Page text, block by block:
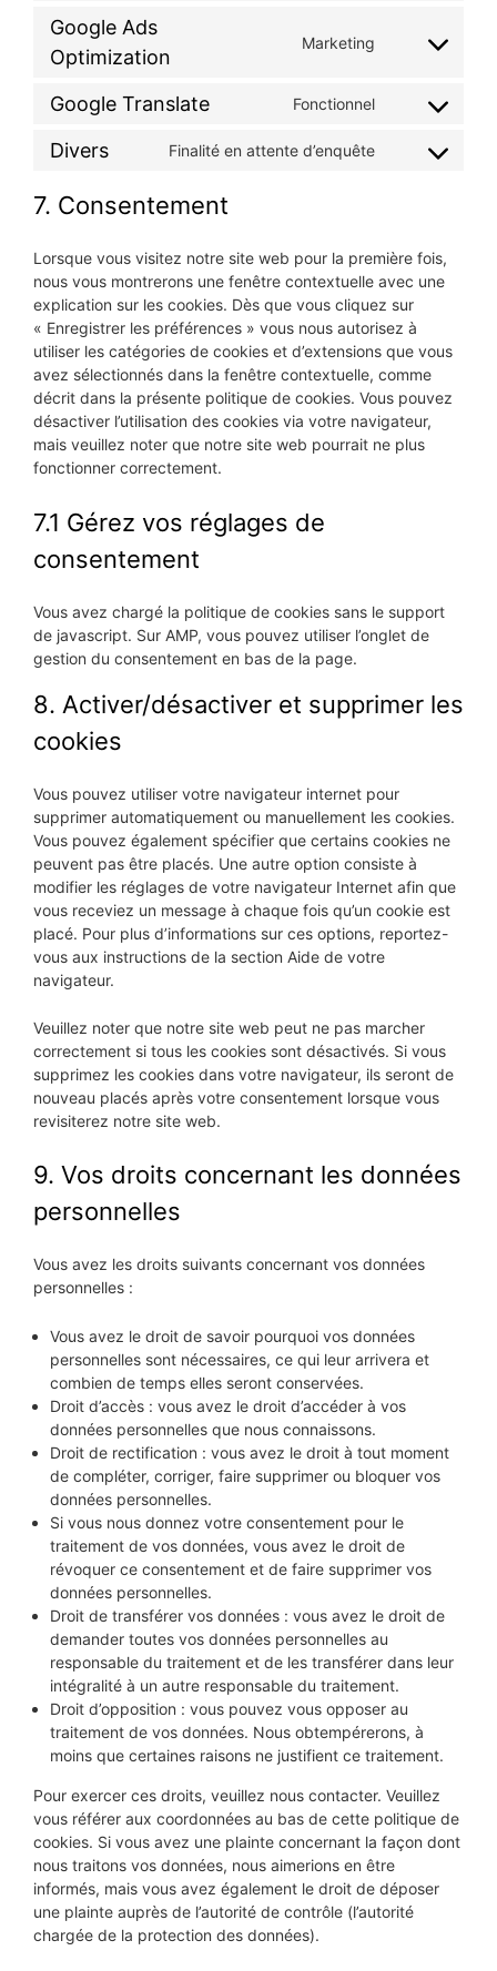
Google Ads
Optimization
Marketing
Google Translate Fonctionnel
Divers Finalité en attente d’enquête
7. Consentement
Lorsque vous visitez notre site web pour la première fois,
nous vous montrerons une fenêtre contextuelle avec une
explication sur les cookies. Dès que vous cliquez sur
« Enregistrer les préférences » vous nous autorisez à
utiliser les catégories de cookies et d’extensions que vous
avez sélectionnés dans la fenêtre contextuelle, comme
décrit dans la présente politique de cookies. Vous pouvez
désactiver l’utilisation des cookies via votre navigateur,
mais veuillez noter que notre site web pourrait ne plus
fonctionner correctement.
7.1 Gérez vos réglages de
consentement
Vous avez chargé la politique de cookies sans le support
de javascript. Sur AMP, vous pouvez utiliser l’onglet de
gestion du consentement en bas de la page.
8. Activer/désactiver et supprimer les
cookies
Vous pouvez utiliser votre navigateur internet pour
supprimer automatiquement ou manuellement les cookies.
Vous pouvez également spécifier que certains cookies ne
peuvent pas être placés. Une autre option consiste à
modifier les réglages de votre navigateur Internet afin que
vous receviez un message à chaque fois qu’un cookie est
placé. Pour plus d’informations sur ces options, reportez-
vous aux instructions de la section Aide de votre
navigateur.
Veuillez noter que notre site web peut ne pas marcher
correctement si tous les cookies sont désactivés. Si vous
supprimez les cookies dans votre navigateur, ils seront de
nouveau placés après votre consentement lorsque vous
revisiterez notre site web.
9. Vos droits concernant les données
personnelles
Vous avez les droits suivants concernant vos données
personnelles :
Vous avez le droit de savoir pourquoi vos données
personnelles sont nécessaires, ce qui leur arrivera et
combien de temps elles seront conservées.
Droit d’accès : vous avez le droit d’accéder à vos
données personnelles que nous connaissons.
Droit de rectification : vous avez le droit à tout moment
de compléter, corriger, faire supprimer ou bloquer vos
données personnelles.
Si vous nous donnez votre consentement pour le
traitement de vos données, vous avez le droit de
révoquer ce consentement et de faire supprimer vos
données personnelles.
Droit de transférer vos données : vous avez le droit de
demander toutes vos données personnelles au
responsable du traitement et de les transférer dans leur
intégralité à un autre responsable du traitement.
Droit d’opposition : vous pouvez vous opposer au
traitement de vos données. Nous obtempérerons, à
moins que certaines raisons ne justifient ce traitement.
Pour exercer ces droits, veuillez nous contacter. Veuillez
vous référer aux coordonnées au bas de cette politique de
cookies. Si vous avez une plainte concernant la façon dont
nous traitons vos données, nous aimerions en être
informés, mais vous avez également le droit de déposer
une plainte auprès de l’autorité de contrôle (l’autorité
chargée de la protection des données).